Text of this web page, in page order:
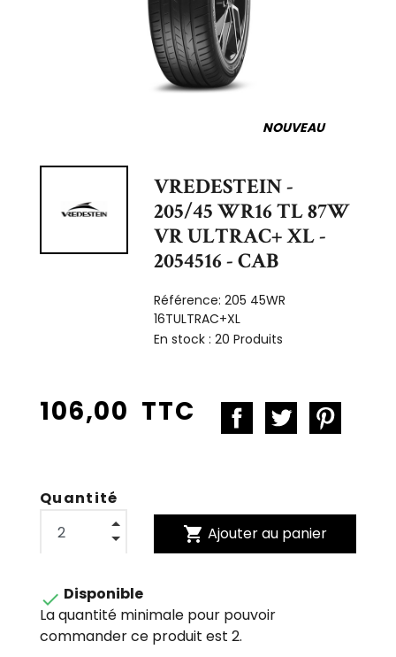
NOUVEAU
VREDESTEIN -
205/45 WR16 TL 87W
VR ULTRAC+ XL -
2054516 - CAB
Référence:205 45WR
16TULTRAC+XL
En stock :20 Produits
106,00 TTC
Quantité
shopping_cart Ajouter au panier
 Disponible
La quantité minimale pour pouvoir
commander ce produit est 2.